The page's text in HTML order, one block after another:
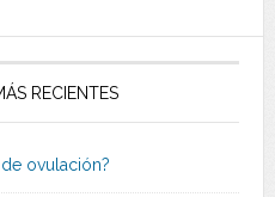
RECIENTES
ovulación?